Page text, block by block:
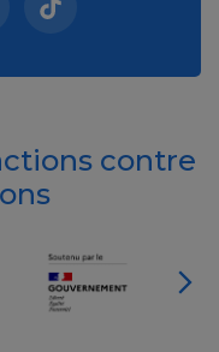
fenêtre)
(nouvelle fenêtre)
(nouvelle
Tiktok (nouvelle
contre